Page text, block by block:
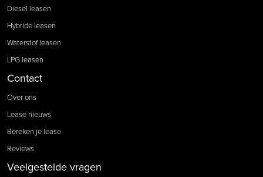
Diesel leasen
Hybride leasen
Waterstof leasen
LPG leasen
Contact
Over ons
Lease nieuws
Bereken je lease
Reviews
Veelgestelde vragen